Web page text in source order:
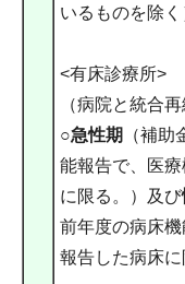
いるものを除く
<有床診療所>
（病院と統合
○急性期
（補
能報告で、医
に限る。）及び
前年度の病床
報告した病床